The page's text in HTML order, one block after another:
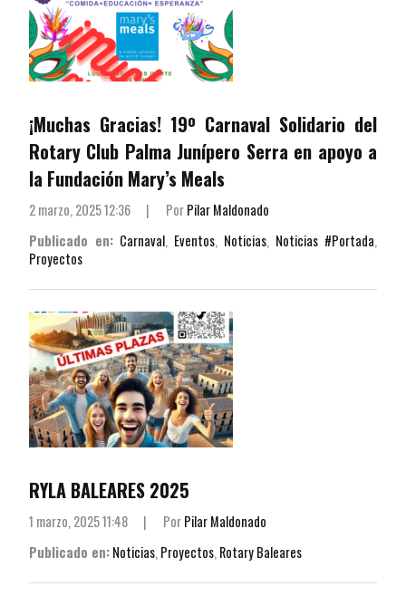
¡Muchas Gracias! 19º Carnaval Solidario del
Rotary Club Palma Junípero Serra en apoyo a
la Fundación Mary’s Meals
2 marzo, 2025 12:36 | PorPilar Maldonado
Publicado en: Carnaval, Eventos, Noticias, Noticias #Portada,
Proyectos
RYLA BALEARES 2025
1 marzo, 2025 11:48 | PorPilar Maldonado
Publicado en:Noticias, Proyectos, Rotary Baleares